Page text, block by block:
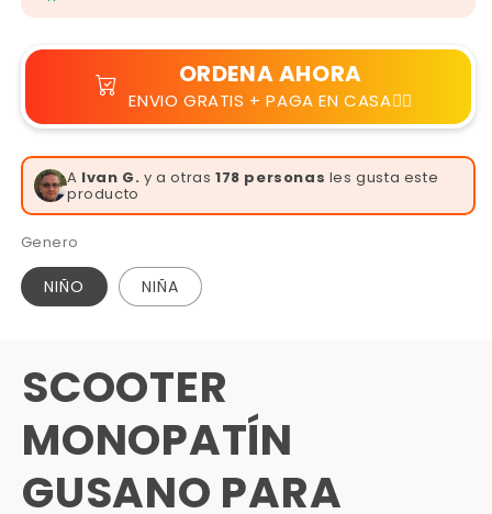
ORDENA AHORA
ENVIO GRATIS + PAGA EN CASA👆🏻
A Isabella G.y a otras178 personasles gusta
este producto
Genero
NIÑO NIÑA
SCOOTER
MONOPATÍN
GUSANO PARA